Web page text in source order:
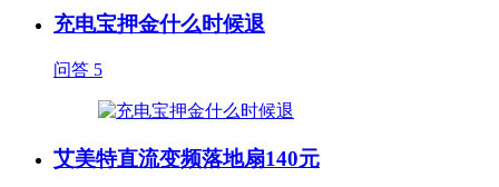
充电宝押金什么时候退
问答 5
艾美特直流变频落地扇140元